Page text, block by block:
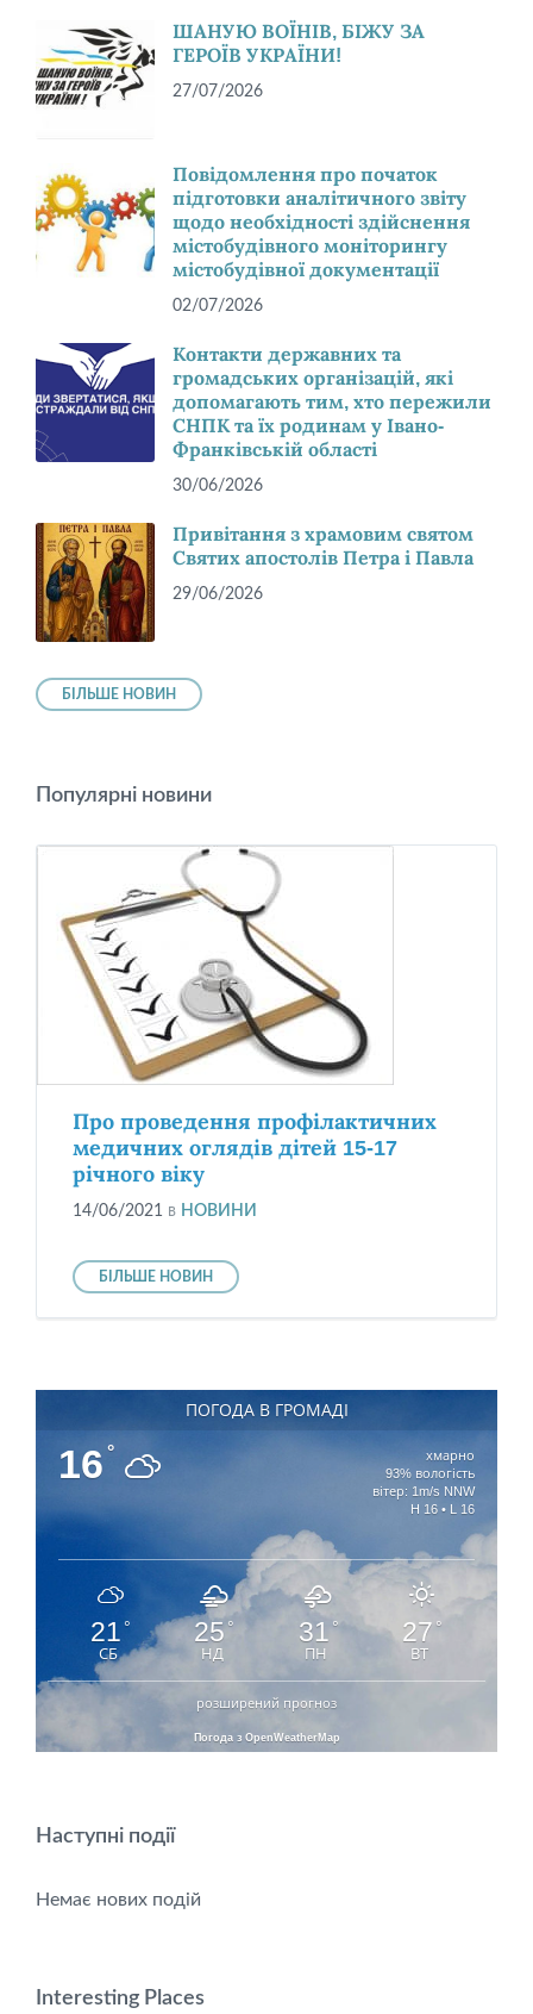
ШАНУЮ ВОЇНІВ, БІЖУ ЗА
ГЕРОЇВ УКРАЇНИ!
27/07/2026
Повідомлення про початок
підготовки аналітичного звіту
щодо необхідності здійснення
містобудівного моніторингу
містобудівної документації
02/07/2026
Контакти державних та
громадських організацій, які
допомагають тим, хто пережили
СНПК та їх родинам у Івано-
Франківській області
30/06/2026
Привітання з храмовим святом
Святих апостолів Петра і Павла
29/06/2026
БІЛЬШЕ НОВИН
Популярні новини
Про проведення профілактичних
медичних оглядів дітей 15-17
річного віку
14/06/2021 в НОВИНИ
БІЛЬШЕ НОВИН
ПОГОДА В ГРОМАДІ
16 °
хмарно
93% вологість
вітер: 1m/s NNW
H 16 • L 16
21 °
СБ
25°
НД
31 °
ПН
27 °
ВТ
розширений прогноз
Погода з OpenWeatherMap
Наступні події
Немає нових подій
Interesting Places